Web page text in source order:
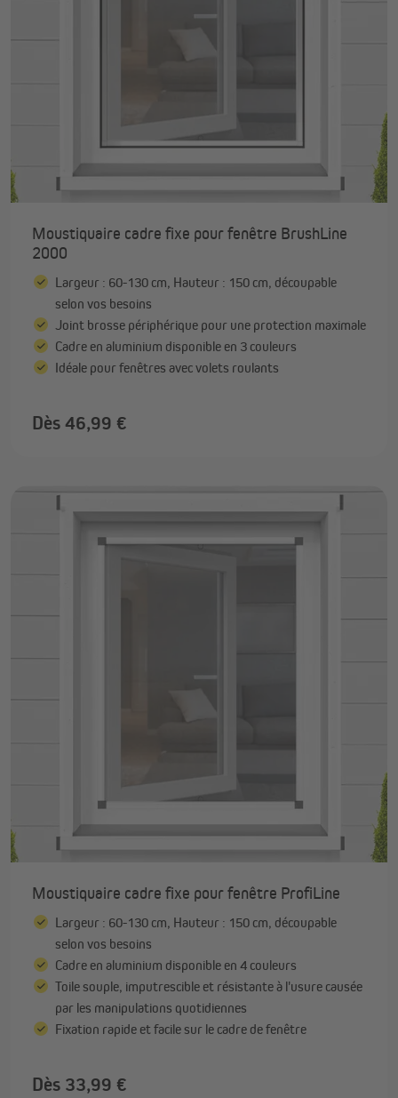
Moustiquaire cadre fixe pour fenêtre BrushLine
2000
Largeur : 60-130 cm, Hauteur : 150 cm, découpable
selon vos besoins
Joint brosse périphérique pour une protection maximale
Cadre en aluminium disponible en 3 couleurs
Idéale pour fenêtres avec volets roulants
Dès 46,99 €
Moustiquaire cadre fixe pour fenêtre ProfiLine
Largeur : 60-130 cm, Hauteur : 150 cm, découpable
selon vos besoins
Cadre en aluminium disponible en 4 couleurs
Toile souple, imputrescible et résistante à l'usure causée
par les manipulations quotidiennes
Fixation rapide et facile sur le cadre de fenêtre
Dès 33,99 €